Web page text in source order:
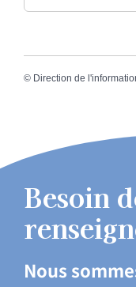
© Direction de
Besoin
Nous